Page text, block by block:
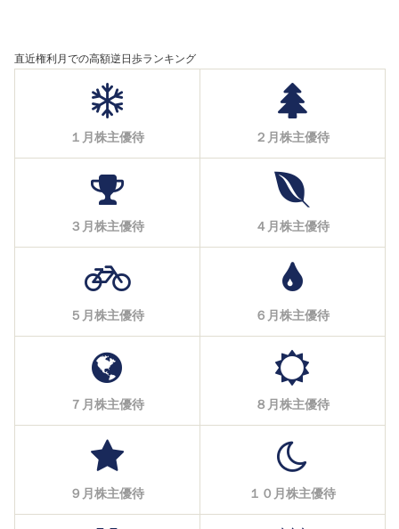
直近権利月での高額逆日歩ランキング
１月株主優待 ２月株主優待
３月株主優待 ４月株主優待
５月株主優待 ６月株主優待
７月株主優待 ８月株主優待
９月株主優待 １０月株主優待